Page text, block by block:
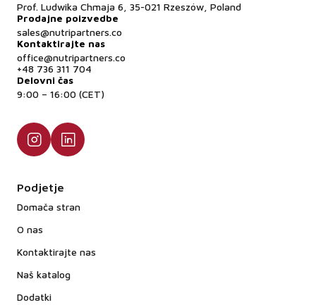
Prof. Ludwika Chmaja 6, 35-021 Rzeszów, Poland
Prodajne poizvedbe
sales@nutripartners.co
Kontaktirajte nas
office@nutripartners.co
+48 736 311 704
Delovni čas
9:00 – 16:00 (CET)
Podjetje
Domača stran
O nas
Kontaktirajte nas
Naš katalog
Dodatki